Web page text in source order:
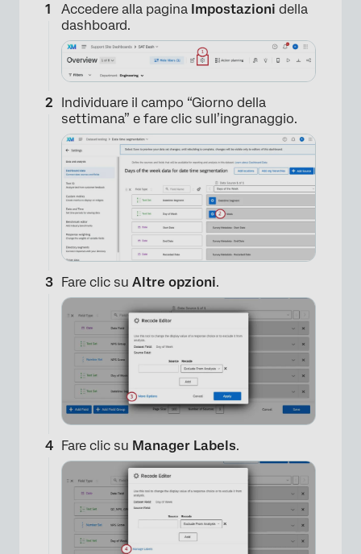
Accedere alla pagina Impostazioni della
dashboard.
Individuare il campo “Giorno della
settimana” e fare clic sull’ingranaggio.
Fare clic su Altre opzioni.
Fare clic su Manager Labels.